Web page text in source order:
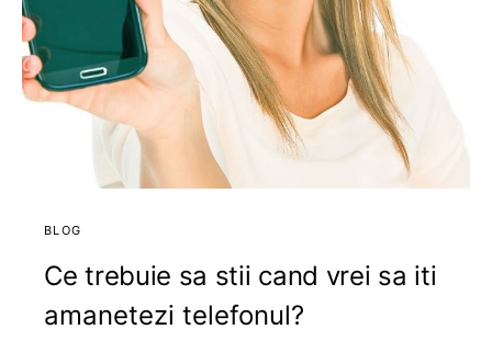
BLOG
Ce trebuie sa stii cand vrei sa iti
amanetezi telefonul?